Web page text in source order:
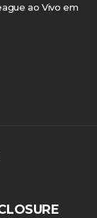
ao Vivo em